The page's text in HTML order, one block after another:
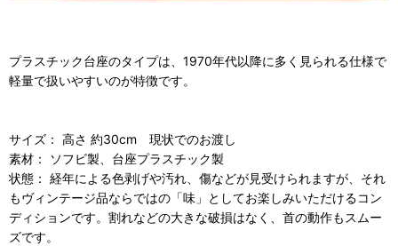
プラスチック台座のタイプは、1970年代以降に多く見られる仕様で
軽量で扱いやすいのが特徴です。
サイズ： 高さ 約30cm 現状でのお渡し
素材： ソフビ製、台座プラスチック製
状態： 経年による色剥げや汚れ、傷などが見受けられますが、それ
もヴィンテージ品ならではの「味」としてお楽しみいただけるコン
ディションです。割れなどの大きな破損はなく、首の動作もスムー
ズです。